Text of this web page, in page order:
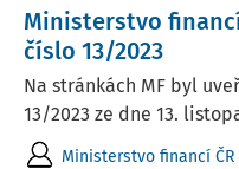
Ministerstvo
číslo 13/2023
Na stránkách MF byl
13/2023 ze dne 13.
Ministerstvo financí ČR